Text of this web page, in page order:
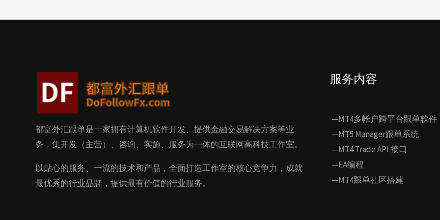
都富外汇跟单是一家拥有计算机软件开发、提供金融交易解决方案等业
务，集开发（主营）、咨询、实施、服务为一体的互联网高科技工作室。
以贴心的服务、一流的技术和产品，全面打造工作室的核心竞争力，成就
最优秀的行业品牌，提供最有价值的行业服务。
服务内容
—MT4多帐户跨平台跟单软件
—MT5 Manager跟单系统
—MT4 Trade API 接口
—EA编程
—MT4跟单社区搭建